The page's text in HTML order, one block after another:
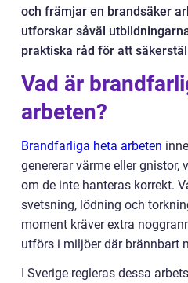
och främjar en brandsäker
utforskar såväl
praktiska råd för att
Vad är
arbeten?
Brandfarliga heta arbeten
genererar värme eller gnistor,
om de inte hanteras korrekt.
svetsning, lödning och
moment kräver extra
utförs i miljöer där brännbart
I Sverige regleras dessa